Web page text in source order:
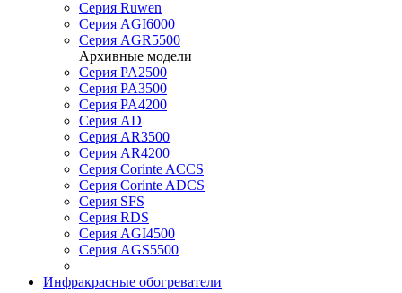
Серия Ruwen
Серия AGI6000
Серия AGR5500
Архивные модели
Серия PA2500
Серия PA3500
Серия PA4200
Серия AD
Серия AR3500
Серия AR4200
Серия Corinte ACCS
Серия Corinte ADCS
Серия SFS
Серия RDS
Серия AGI4500
Серия AGS5500
Инфракрасные обогреватели